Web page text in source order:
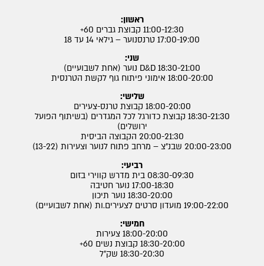
ראשון:
11:00-12:30 קבוצת גברים 60+
17:00-19:00 טרנסנוער – גילאי 14 עד 18
שני:
18:30-21:00 D&D נוער (אחת לשבועיים)
18:00-20:00 אימוני פיתוח גוף לקשת הטרנסית
שלישי:
18:00-20:00 קבוצת טרנס-צעירים
18:30-21:30 קבוצת כדורגל לכל המגדרים (בשיתוף הפועל
ירושלים)
20:00-21:30 הקבוצה הביסית
20:00-23:00 שבנ״צ – מרחב פתוח לנוער וצעירות (13-22)
רביעי:
08:30-09:30 בית מדרש קווירי בזום
17:00-18:30 נוער חטיבה
18:30-20:00 נוער תיכון
19:00-22:00 מועדון סרטים לצעירים.ות (אחת לשבועיים)
חמישי:
18:00-20:00 צעירות
18:30-20:00 קבוצת נשים 60+
18:30-20:30 שק״ל